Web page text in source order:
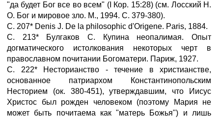
"да будет Бог все во всем" (I Кор. 15:28) (см. Лосский Н.
О. Бог и мировое зло. М., 1994. С. 379-380).
С. 207* Denis J. De la philosophic d'Origene. Paris, 1884.
С. 213* Булгаков С. Купина неопалимая. Опыт
догматического истолкования некоторых черт в
православном почитании Богоматери. Париж, 1927.
С. 222* Несторианство - течение в христианстве,
основанное патриархом Константинопольским
Несторием (ок. 380-451), утверждавшим, что Иисус
Христос был рожден человеком (поэтому Мария не
может быть почитаема как "матерь Божья") и лишь